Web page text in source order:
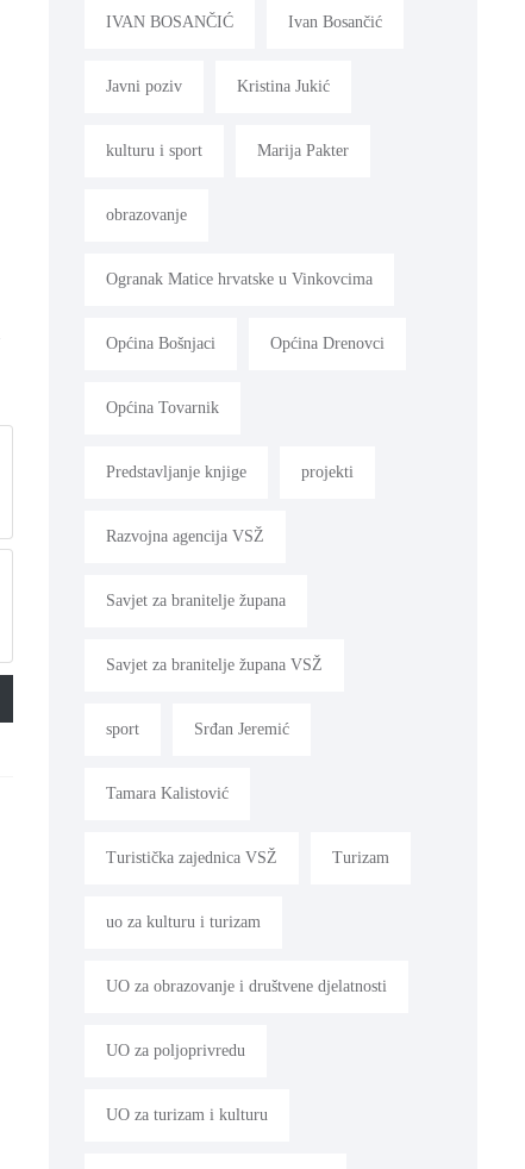
IVAN BOSANČIĆ Ivan Bosančić
Javni poziv Kristina Jukić
kulturu i sport Marija Pakter
obrazovanje
Ogranak Matice hrvatske u Vinkovcima
Općina Bošnjaci Općina Drenovci
Općina Tovarnik
Predstavljanje knjige projekti
Razvojna agencija VSŽ
Savjet za branitelje župana
Savjet za branitelje župana VSŽ
sport Srđan Jeremić
Tamara Kalistović
Turistička zajednica VSŽ Turizam
uo za kulturu i turizam
UO za obrazovanje i društvene djelatnosti
UO za poljoprivredu
UO za turizam i kulturu